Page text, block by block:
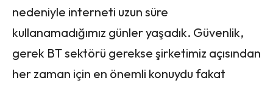
nedeniyle interneti uzun süre
kullanamadığımız günler yaşadık. Güvenlik,
gerek BT sektörü gerekse şirketimiz açısından
her zaman için en önemli konuydu fakat